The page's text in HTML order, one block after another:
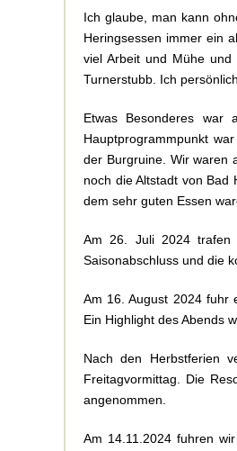
Ich glaube, man kann
Heringsessen immer ein
viel Arbeit und Mühe
Turnerstubb. Ich
Etwas Besonderes
Hauptprogrammpunkt
der Burgruine. Wir waren
noch die Altstadt von Bad
dem sehr guten Essen
Am 26. Juli 2024 trafen
Saisonabschluss und die
Am 16. August 2024 fuhr
Ein Highlight des Abends
Nach den Herbstferien
Freitagvormittag. Die
angenommen.
Am 14.11.2024 fuhren